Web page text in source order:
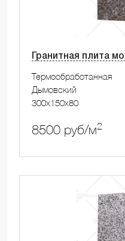
Гранитная плита
Термообработанная
Дымовский
300x150x80
8500 руб/м2